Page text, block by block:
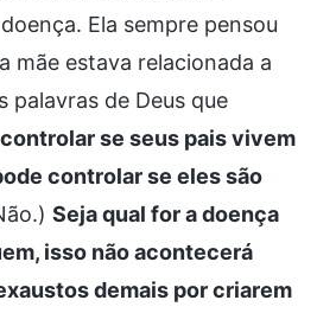
Ela sempre pensou
mãe estava relacionada a
palavras de Deus que
se seus pais vivem
controlar se eles são
Seja qual for a doença
isso não acontecerá
demais por criarem